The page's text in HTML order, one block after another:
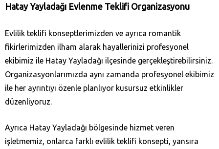
Hatay Yayladağı‎ Evlenme Teklifi Organizasyonu
Evlilik teklifi konseptlerimizden ve ayrıca romantik
fikirlerimizden ilham alarak hayallerinizi profesyonel
ekibimiz ile Hatay Yayladağı‎ ilçesinde gerçekleştirebilirsiniz.
Organizasyonlarımızda aynı zamanda profesyonel ekibimiz
ile her ayrıntıyı özenle planlıyor kusursuz etkinlikler
düzenliyoruz.
Ayrıca Hatay Yayladağı‎ bölgesinde hizmet veren
işletmemiz, onlarca farklı evlilik teklifi konsepti, yansıra